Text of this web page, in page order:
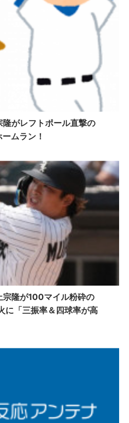
がレフトポール直撃の
ムラン！
宗隆が100マイル粉砕の
に「三振率＆四球率が高